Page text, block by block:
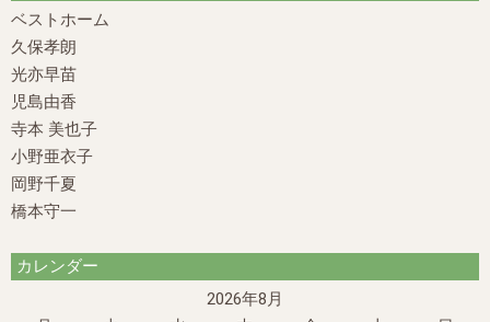
ベストホーム
久保孝朗
光亦早苗
児島由香
寺本 美也子
小野亜衣子
岡野千夏
橋本守一
カレンダー
2026年8月